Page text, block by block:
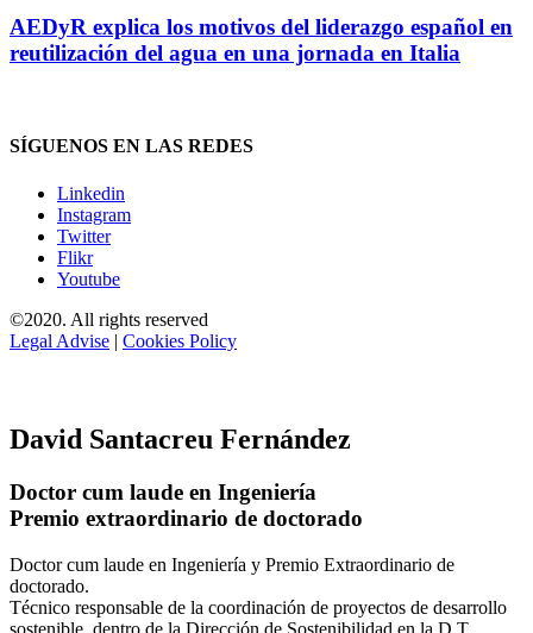
AEDyR explica los motivos del liderazgo español en
reutilización del agua en una jornada en Italia
SÍGUENOS EN LAS REDES
Linkedin
Instagram
Twitter
Flikr
Youtube
©2020. All rights reserved
Legal Advise | Cookies Policy
David Santacreu Fernández
Doctor cum laude en Ingeniería
Premio extraordinario de doctorado
Doctor cum laude en Ingeniería y Premio Extraordinario de
doctorado.
Técnico responsable de la coordinación de proyectos de desarrollo
sostenible, dentro de la Dirección de Sostenibilidad en la D.T.